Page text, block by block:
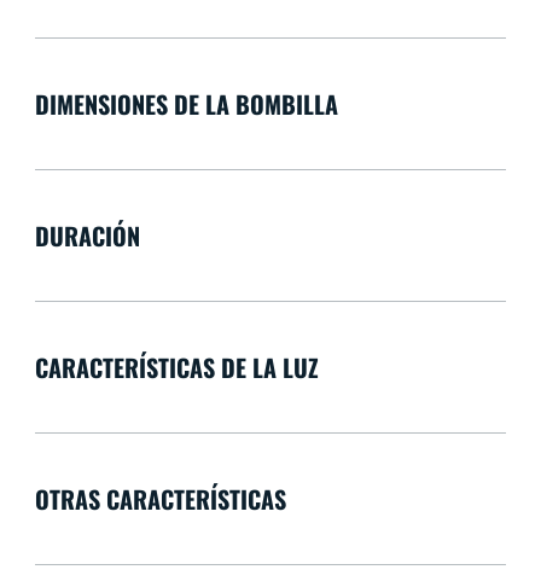
DIMENSIONES DE LA BOMBILLA
DURACIÓN
CARACTERÍSTICAS DE LA LUZ
OTRAS CARACTERÍSTICAS